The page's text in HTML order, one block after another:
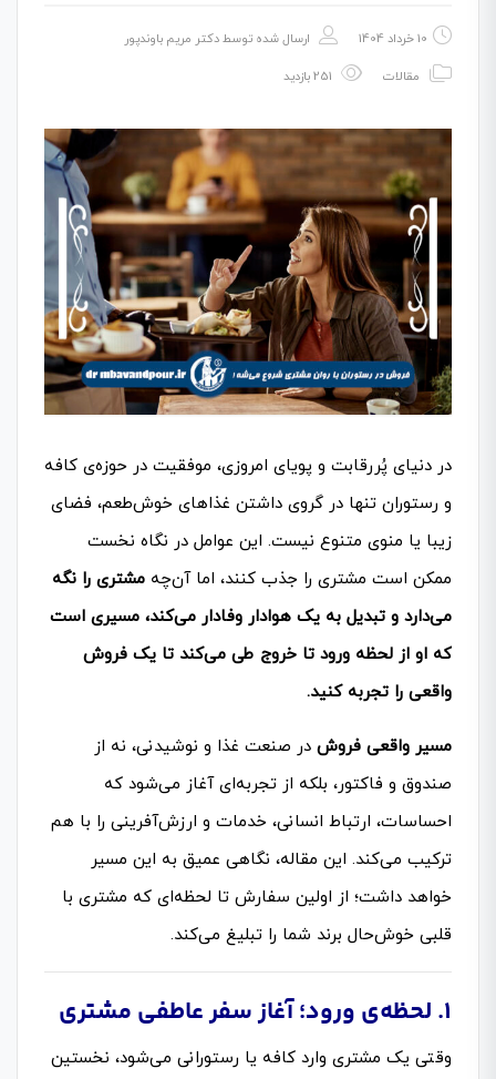
10 خرداد 1404 ارسال شده توسطدکتر مریم باوندپور
مقالات
در دنیای پُررقابت و پویای امروزی، موفقیت در حوزه‌ی کافه
و رستوران تنها در گروی داشتن غذاهای خوش‌طعم، فضای
زیبا یا منوی متنوع نیست. این عوامل در نگاه نخست
ممکن است مشتری را جذب کنند، اما آن‌چه مشتری را نگه
می‌دارد و تبدیل به یک هوادار وفادار می‌کند، مسیری است
که او از لحظه ورود تا خروج طی می‌کند تا یک فروش
واقعی را تجربه کنید.
مسیر واقعی فروش در صنعت غذا و نوشیدنی، نه از
صندوق و فاکتور، بلکه از تجربه‌ای آغاز می‌شود که
احساسات، ارتباط انسانی، خدمات و ارزش‌آفرینی را با هم
ترکیب می‌کند. این مقاله، نگاهی عمیق به این مسیر
خواهد داشت؛ از اولین سفارش تا لحظه‌ای که مشتری با
قلبی خوش‌حال برند شما را تبلیغ می‌کند.
۱. لحظه‌ی ورود؛ آغاز سفر عاطفی مشتری
وقتی یک مشتری وارد کافه یا رستورانی می‌شود، نخستین